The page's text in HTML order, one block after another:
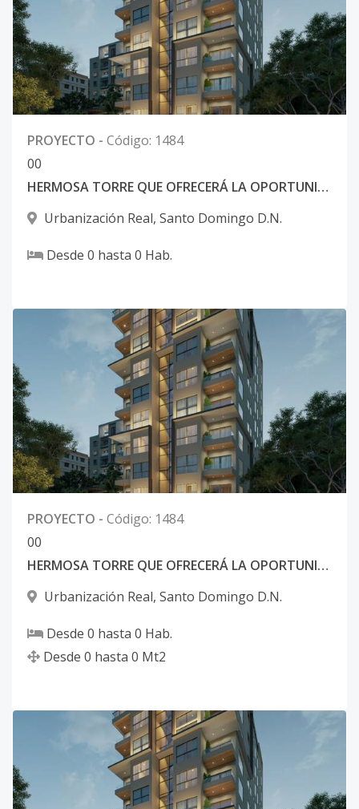
PROYECTO - Código: 1484
00
HERMOSA TORRE QUE OFRECERÁ LA OPORTUNIDAD DE VIVIR EN FAMILIA
Urbanización Real, Santo Domingo D.N.
Desde 0 hasta 0 Hab.
PROYECTO - Código: 1484
00
HERMOSA TORRE QUE OFRECERÁ LA OPORTUNIDAD DE VIVIR EN FAMILIA
Urbanización Real, Santo Domingo D.N.
Desde 0 hasta 0 Hab.
Desde 0 hasta 0 Mt2